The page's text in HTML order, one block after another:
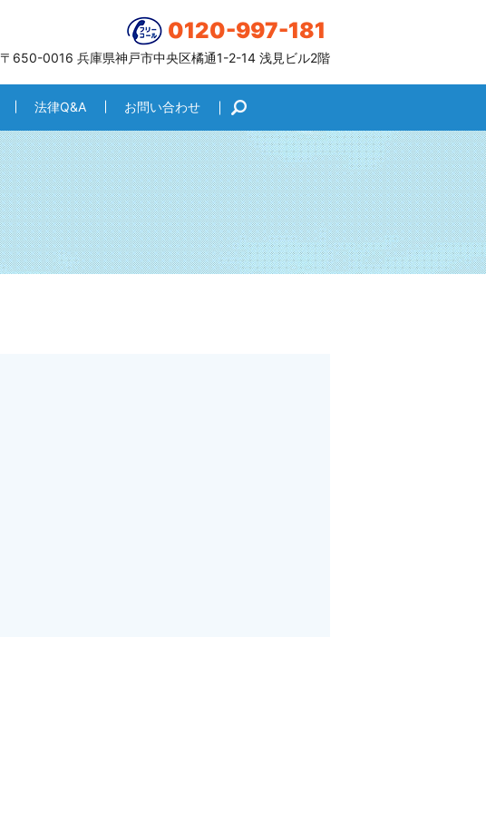
0120-997-181
〒650-0016 兵庫県神戸市中央区橘通1-2-14 浅見ビル2階
法律Q&A お問い合わせ search